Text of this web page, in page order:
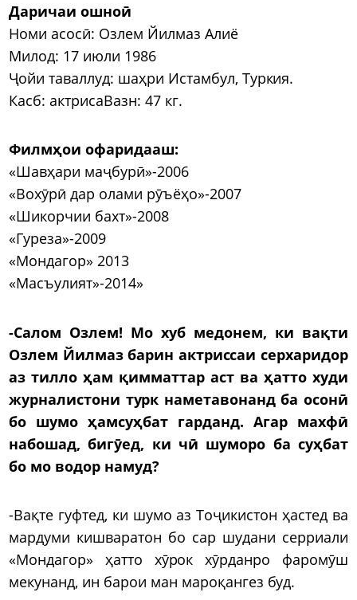
Даричаи ошноӣ
Номи асосӣ: Озлем Йилмаз Алиё
Милод: 17 июли 1986
Ҷойи таваллуд: шаҳри Истамбул, Туркия.
Касб: актрисаВазн: 47 кг.
Филмҳои офаридааш:
«Шавҳари маҷбурӣ»-2006
«Вохӯрӣ дар олами рӯъёҳо»-2007
«Шикорчии бахт»-2008
«Гуреза»-2009
«Мондагор» 2013
«Масъулият»-2014»
-Салом Озлем! Мо хуб медонем, ки вақти
Озлем Йилмаз барин актриссаи серхаридор
аз тилло ҳам қимматтар аст ва ҳатто худи
журналистони турк наметавонанд ба осонӣ
бо шумо ҳамсуҳбат гарданд. Агар махфӣ
набошад, бигӯед, ки чӣ шуморо ба суҳбат
бо мо водор намуд?
-Вақте гуфтед, ки шумо аз Тоҷикистон ҳастед ва
мардуми кишваратон бо сар шудани серриали
«Мондагор» ҳатто хӯрок хӯрданро фаромӯш
мекунанд, ин барои ман мароқангез буд.